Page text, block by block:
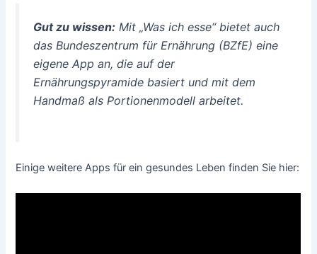
Gut zu wissen: Mit „Was ich esse“ bietet auch
das Bundeszentrum für Ernährung (BZfE) eine
eigene App an, die auf der
Ernährungspyramide basiert und mit dem
Handmaß als Portionenmodell arbeitet.
Einige weitere Apps für ein gesundes Leben finden Sie hier: